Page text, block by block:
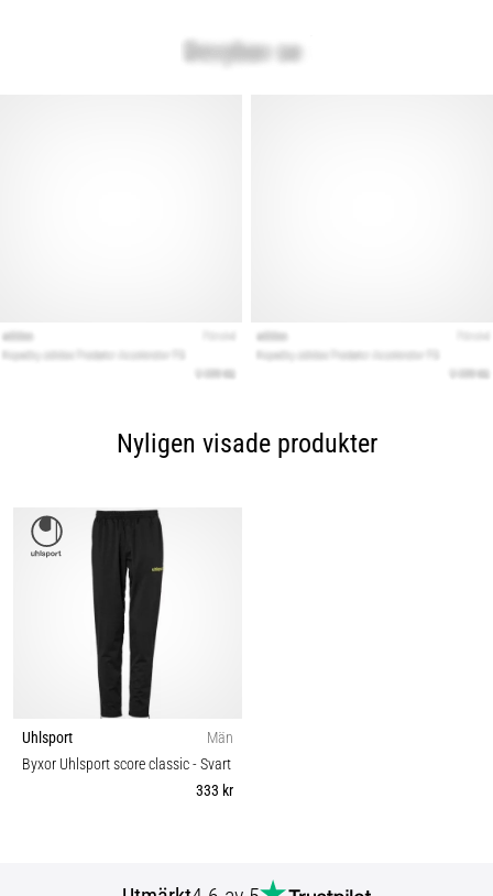
Nyligen visade produkter
Uhlsport
Män
Byxor Uhlsport score classic- Svart
333 kr